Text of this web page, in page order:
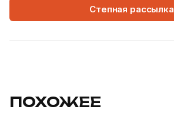
Степная рассылка
ПОХОЖЕЕ